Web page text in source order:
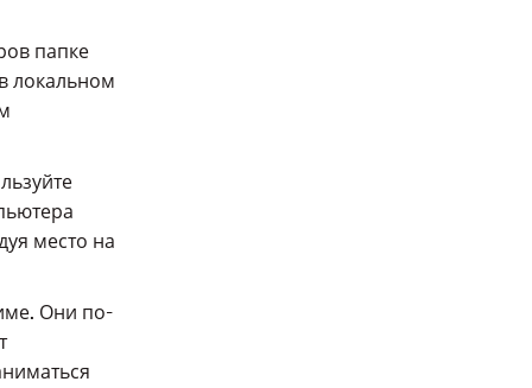
папке
локальном
место на
Они по-